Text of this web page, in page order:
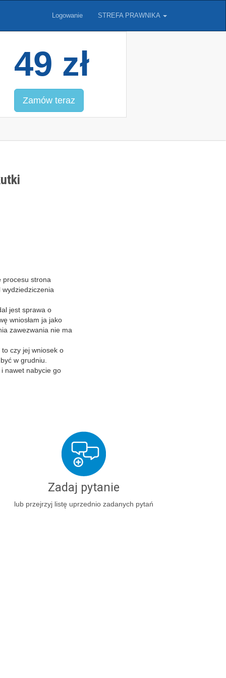
Logowanie STREFA PRAWNIKA
49 zł
Zamów teraz
procesu strona
jest sprawa o
wniosłam ja jako
zawezwania nie ma
czy jej wniosek o
w grudniu.
nawet nabycie go
Zadaj pytanie
lub przejrzyj listę uprzednio zadanych pytań